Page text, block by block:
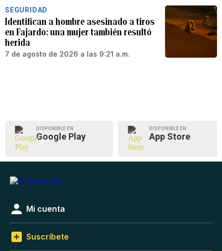
SEGURIDAD
Identifican a hombre asesinado a tiros
en Fajardo: una mujer también resultó
herida
7 de agosto de 2026 a las 9:21 a.m.
DISPONIBLE EN
Google Play
DISPONIBLE EN
App Store
Mi cuenta
Suscríbete